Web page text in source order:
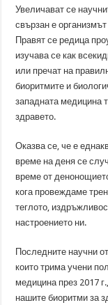
Увеличават се
свързан е
Правят се редица
изучава се как
или пречат на
биоритмите и
западната медицина
здравето.
Оказва се, че е
време на деня се
време от
кога провеждаме
теглото,
настроението ни.
Последните научни
които трима учени
медицина през 2017
нашите биоритми за